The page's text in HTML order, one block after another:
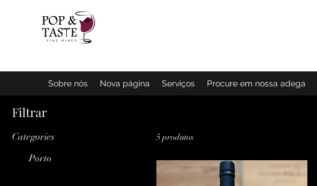
Sobre nós Nova página Serviços Procure em nossa adega
Página inicial
Filtrar
Categories
Porto
5 produtos